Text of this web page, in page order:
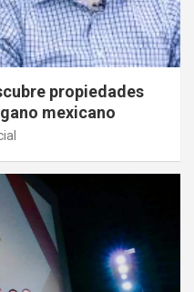
propiedades
mexicano